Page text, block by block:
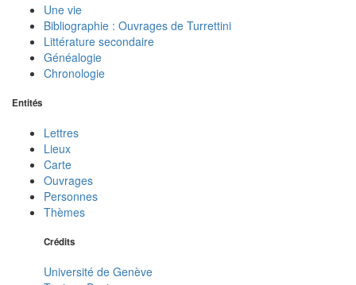
Une vie
Bibliographie : Ouvrages de Turrettini
Littérature secondaire
Généalogie
Chronologie
Entités
Lettres
Lieux
Carte
Ouvrages
Personnes
Thèmes
Crédits
Université de Genève